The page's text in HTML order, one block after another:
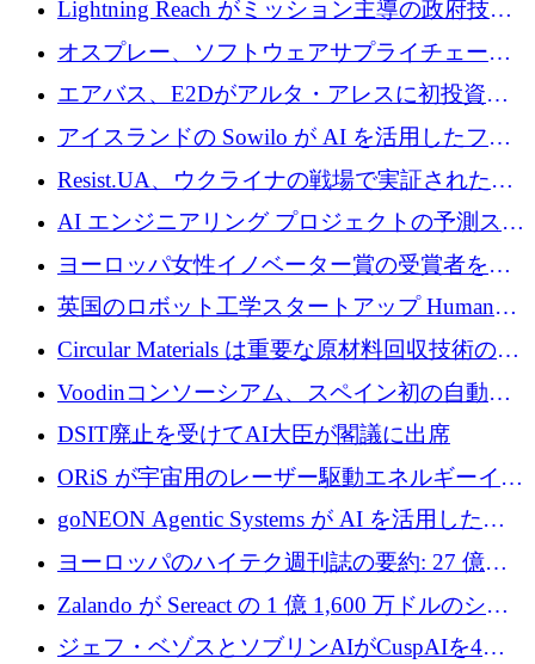
Lightning Reach がミッション主導の政府技術
グループとしてポートフォリオを拡大し ETG
に買収
オスプレー、ソフトウェアサプライチェーン
攻撃を阻止するために265万ドルを確保
エアバス、E2Dがアルタ・アレスに初投資、
欧州防衛技術ファンドに5億ユーロを拠出
アイスランドの Sowilo が AI を活用したファ
ッション製品インテリジェンス プラットフォ
ームを拡大するためにプレシードを調達
Resist.UA、ウクライナの戦場で実証された防
衛技術を拡大するために5,000万ユーロの欧州
基金を立ち上げる
AI エンジニアリング プロジェクトの予測スタ
ートアップ Cascade が a16z アクセラレータか
らの支援を獲得
ヨーロッパ女性イノベーター賞の受賞者を紹
介します
英国のロボット工学スタートアップ Humanoid
がシリーズ A 1 億 5,200 万ドルで評価額 13 億
5,000 万ドルに到達
Circular Materials は重要な原材料回収技術の拡
張に 1,180 万ユーロを確保
Voodinコンソーシアム、スペイン初の自動木
製ブレード工場の建設にEU補助金4,800万ユ
ーロを確保
DSIT廃止を受けてAI大臣が閣議に出席
ORiS が宇宙用のレーザー駆動エネルギーイン
フラの構築に 500 万ユーロを調達
goNEON Agentic Systems が AI を活用したイ
ンフラ計画を加速するために 16 万ユーロを確
ヨーロッパのハイテク週刊誌の要約: 27 億ユ
ーロを超える 60 以上のハイテク資金調達取引
Zalando が Sereact の 1 億 1,600 万ドルのシリ
ーズ B に参加し、AI を活用した倉庫自動化を
ジェフ・ベゾスとソブリンAIがCuspAIを4億